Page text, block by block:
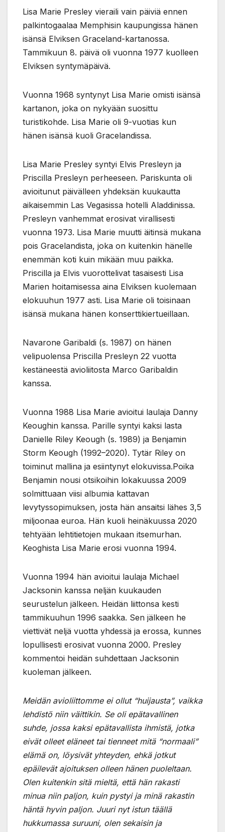
Lisa Marie Presley vieraili vain päiviä ennen
palkintogaalaa Memphisin kaupungissa hänen
isänsä Elviksen Graceland-kartanossa.
Tammikuun 8. päivä oli vuonna 1977 kuolleen
Elviksen syntymäpäivä.
Vuonna 1968 syntynyt Lisa Marie omisti isänsä
kartanon, joka on nykyään suosittu
turistikohde. Lisa Marie oli 9-vuotias kun
hänen isänsä kuoli Gracelandissa.
Lisa Marie Presley syntyi Elvis Presleyn ja
Priscilla Presleyn perheeseen. Pariskunta oli
avioitunut päivälleen yhdeksän kuukautta
aikaisemmin Las Vegasissa hotelli Aladdinissa.
Presleyn vanhemmat erosivat virallisesti
vuonna 1973. Lisa Marie muutti äitinsä mukana
pois Gracelandista, joka on kuitenkin hänelle
enemmän koti kuin mikään muu paikka.
Priscilla ja Elvis vuorottelivat tasaisesti Lisa
Marien hoitamisessa aina Elviksen kuolemaan
elokuuhun 1977 asti. Lisa Marie oli toisinaan
isänsä mukana hänen konserttikiertueillaan.
Navarone Garibaldi (s. 1987) on hänen
velipuolensa Priscilla Presleyn 22 vuotta
kestäneestä avioliitosta Marco Garibaldin
kanssa.
Vuonna 1988 Lisa Marie avioitui laulaja Danny
Keoughin kanssa. Parille syntyi kaksi lasta
Danielle Riley Keough (s. 1989) ja Benjamin
Storm Keough (1992–2020). Tytär Riley on
toiminut mallina ja esiintynyt elokuvissa.Poika
Benjamin nousi otsikoihin lokakuussa 2009
solmittuaan viisi albumia kattavan
levytyssopimuksen, josta hän ansaitsi lähes 3,5
miljoonaa euroa. Hän kuoli heinäkuussa 2020
tehtyään lehtitietojen mukaan itsemurhan.
Keoghista Lisa Marie erosi vuonna 1994.
Vuonna 1994 hän avioitui laulaja Michael
Jacksonin kanssa neljän kuukauden
seurustelun jälkeen. Heidän liittonsa kesti
tammikuuhun 1996 saakka. Sen jälkeen he
viettivät neljä vuotta yhdessä ja erossa, kunnes
lopullisesti erosivat vuonna 2000. Presley
kommentoi heidän suhdettaan Jacksonin
kuoleman jälkeen.
Meidän avioliittomme ei ollut “huijausta”, vaikka
lehdistö niin väittikin. Se oli epätavallinen
suhde, jossa kaksi epätavallista ihmistä, jotka
eivät olleet eläneet tai tienneet mitä “normaali”
elämä on, löysivät yhteyden, ehkä jotkut
epäilevät ajoituksen olleen hänen puoleltaan.
Olen kuitenkin sitä mieltä, että hän rakasti
minua niin paljon, kuin pystyi ja minä rakastin
häntä hyvin paljon. Juuri nyt istun täällä
hukkumassa suruuni, olen sekaisin ja